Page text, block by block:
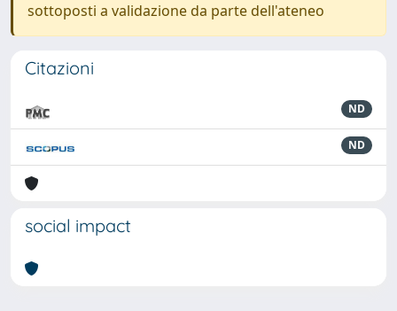
sottoposti a validazione da parte dell'ateneo
Citazioni
ND
ND
social impact